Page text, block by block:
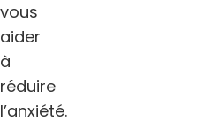
vous
aider
à
réduire
l’anxiété.